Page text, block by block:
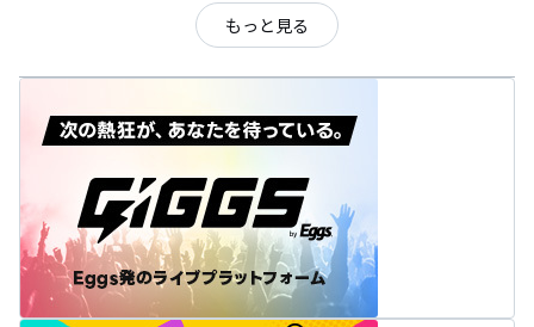
もっと見る